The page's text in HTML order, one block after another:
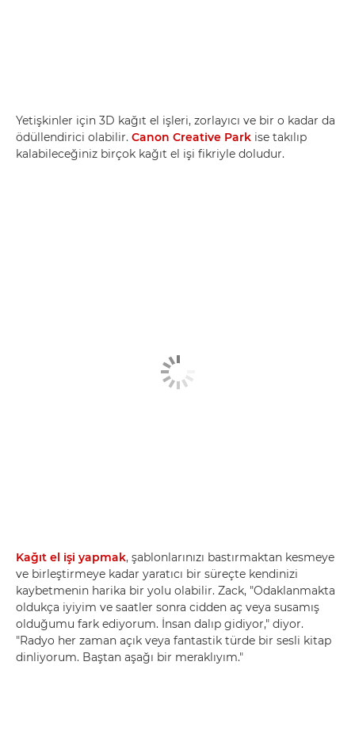
Yetişkinler için 3D kağıt el işleri, zorlayıcı ve bir o kadar da
ödüllendirici olabilir. Canon Creative Park ise takılıp
kalabileceğiniz birçok kağıt el işi fikriyle doludur.
Kağıt el işi yapmak, şablonlarınızı bastırmaktan kesmeye
ve birleştirmeye kadar yaratıcı bir süreçte kendinizi
kaybetmenin harika bir yolu olabilir. Zack, "Odaklanmakta
oldukça iyiyim ve saatler sonra cidden aç veya susamış
olduğumu fark ediyorum. İnsan dalıp gidiyor," diyor.
"Radyo her zaman açık veya fantastik türde bir sesli kitap
dinliyorum. Baştan aşağı bir meraklıyım."